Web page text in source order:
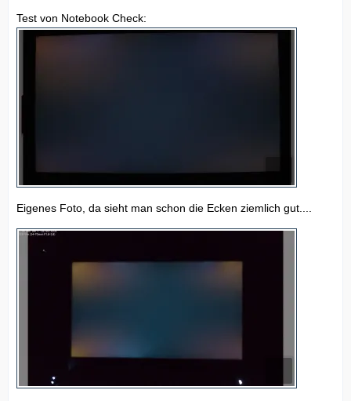
Test von Notebook Check:
Eigenes Foto, da sieht man schon die Ecken ziemlich gut....